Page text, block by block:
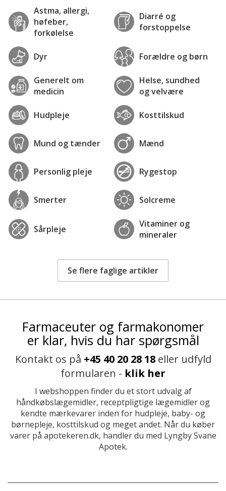
Astma, allergi,
høfeber,
forkølelse
Diarré og
forstoppelse
Dyr Forældre og børn
Generelt om
medicin
Helse, sundhed
og velvære
Hudpleje Kosttilskud
Mund og tænder Mænd
Personlig pleje Rygestop
Smerter Solcreme
Sårpleje
Vitaminer og
mineraler
Se flere faglige artikler
Farmaceuter og farmakonomer
er klar, hvis du har spørgsmål
Kontakt os på +45 40 20 28 18eller udfyld
formularen - klik her
I webshoppen finder du et stort udvalg af
håndkøbslægemidler, receptpligtige lægemidler og
kendte mærkevarer inden for hudpleje, baby- og
børnepleje, kosttilskud og meget andet. Når du køber
varer på apotekeren.dk, handler du med Lyngby Svane
Apotek.